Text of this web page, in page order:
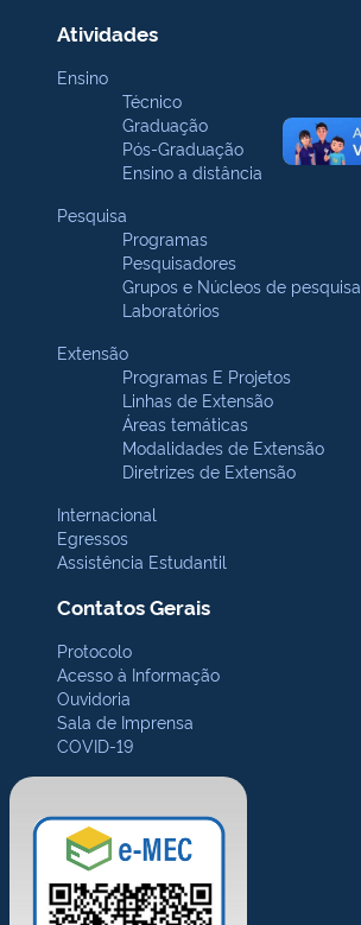
Atividades
Ensino
Técnico
Graduação
Pós-Graduação
Ensino a distância
Pesquisa
Programas
Pesquisadores
Grupos e Núcleos de pesquisa
Laboratórios
Extensão
Programas E Projetos
Linhas de Extensão
Áreas temáticas
Modalidades de Extensão
Diretrizes de Extensão
Internacional
Egressos
Assistência Estudantil
Contatos Gerais
Protocolo
Acesso à Informação
Ouvidoria
Sala de Imprensa
COVID-19